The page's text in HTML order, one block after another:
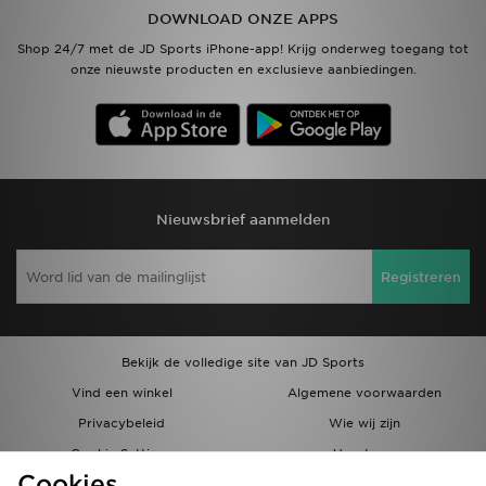
DOWNLOAD ONZE APPS
Shop 24/7 met de JD Sports iPhone-app! Krijg onderweg toegang tot
onze nieuwste producten en exclusieve aanbiedingen.
Nieuwsbrief aanmelden
Registreren
Bekijk de volledige site van JD Sports
Vind een winkel
Algemene voorwaarden
Privacybeleid
Wie wij zijn
Cookie Settings
Vacatures
Vind een winkel
Download de app